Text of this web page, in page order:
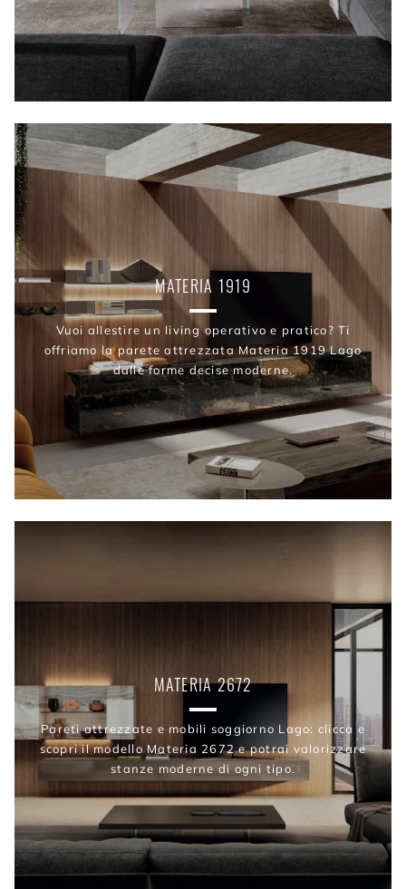
MATERIA 1919
Vuoi allestire un living operativo e pratico? Ti
offriamo la parete attrezzata Materia 1919 Lago
dalle forme decise moderne.
MATERIA 2672
Pareti attrezzate e mobili soggiorno Lago: clicca e
scopri il modello Materia 2672 e potrai valorizzare
stanze moderne di ogni tipo.